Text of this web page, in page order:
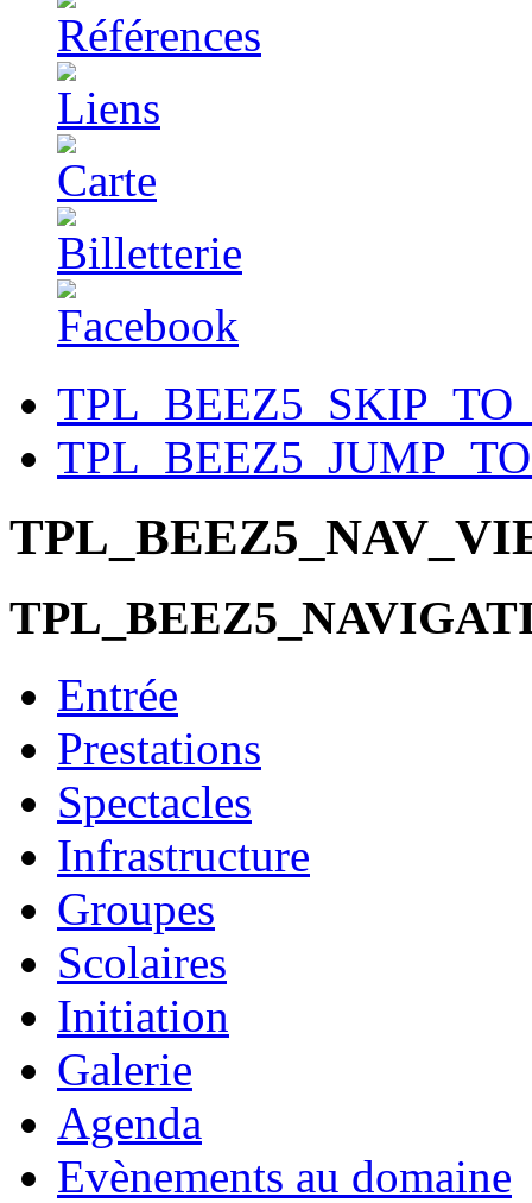
Entrée
Prestations
Spectacles
Infrastructure
Groupes
Scolaires
Initiation
Galerie
Agenda
Evènements au domaine